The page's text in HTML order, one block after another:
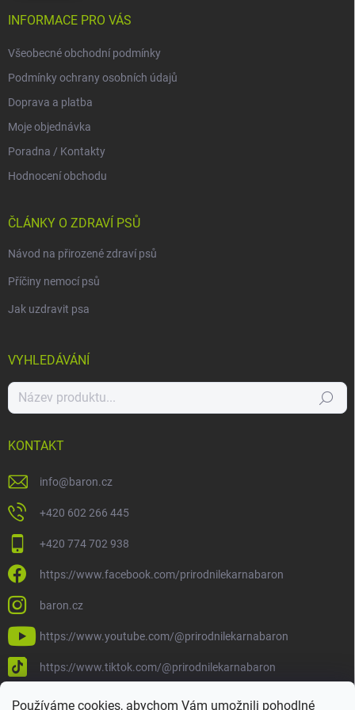
Používáme cookies, abychom Vám umožnili pohodlné
INFORMACE PRO VÁS
Všeobecné obchodní podmínky
Podmínky ochrany osobních údajů
Doprava a platba
Moje objednávka
Poradna / Kontakty
Hodnocení obchodu
ČLÁNKY O ZDRAVÍ PSŮ
Návod na přirozené zdraví psů
Příčiny nemocí psů
Jak uzdravit psa
VYHLEDÁVÁNÍ
Hledat
KONTAKT
info@baron.cz
+420 602 266 445
+420 774 702 938
https://www.facebook.com/prirodnilekarnabaron
baron.cz
https://www.youtube.com/@prirodnilekarnabaron
https://www.tiktok.com/@prirodnilekarnabaron